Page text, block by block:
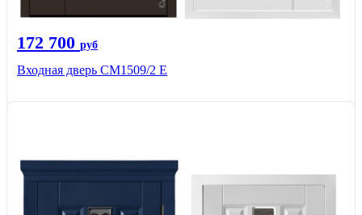
172 700 руб
Входная дверь CМ1509/2 Е